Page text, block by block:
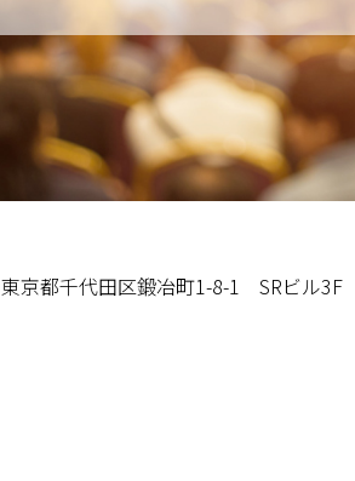
東京都千代田区鍛冶町1-8-1 SRビル3F